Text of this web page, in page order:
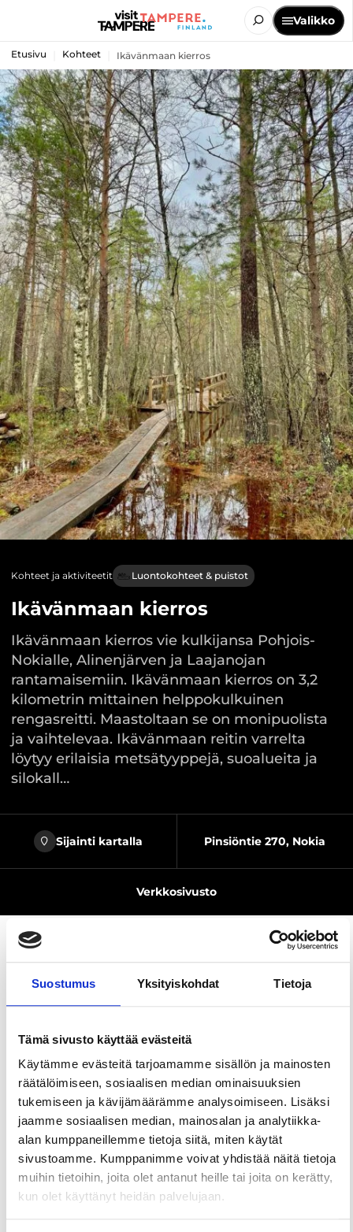
Suostumus Yksityiskohdat Tietoja
Tämä sivusto käyttää evästeitä
Käytämme evästeitä tarjoamamme sisällön ja mainosten
räätälöimiseen, sosiaalisen median ominaisuuksien
tukemiseen ja kävijämäärämme analysoimiseen. Lisäksi
jaamme sosiaalisen median, mainosalan ja analytiikka-
alan kumppaneillemme tietoja siitä, miten käytät
sivustoamme. Kumppanimme voivat yhdistää näitä tietoja
muihin tietoihin, joita olet antanut heille tai joita on kerätty,
kun olet käyttänyt heidän palvelujaan.
Valikko
Etusivu Kohteet Ikävänmaan kierros
Kohteet ja aktiviteetit Luontokohteet & puistot
Ikävänmaan kierros
Ikävänmaan kierros vie kulkijansa Pohjois-
Nokialle, Alinenjärven ja Laajanojan
rantamaisemiin. Ikävänmaan kierros on 3,2
kilometrin mittainen helppokulkuinen
rengasreitti. Maastoltaan se on monipuolista
ja vaihtelevaa. Ikävänmaan reitin varrelta
löytyy erilaisia metsätyyppejä, suoalueita ja
silokall…
Sijainti kartalla Pinsiöntie 270, Nokia
Verkkosivusto
Jaa sivu
Ikävänmaan kierros vie kulkijansa Pohjois-Nokialle,
Ikävänmaan kierros on 3,2 kilometrin mittainen
helppokulkuinen rengasreitti. Maastoltaan se on
monipuolista ja vaihtelevaa. Ikävänmaan reitin
varrelta löytyy erilaisia metsätyyppejä, suoalueita ja
silokallioita sekä monimuotoista vesiluontoa.
Reitti lähtee Alinenjärven uimarannan
pysäköintipaikalta ja se on merkitty maastoon